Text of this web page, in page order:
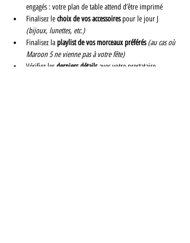
engagés : votre plan de table attend d’être imprimé
Finalisez le choix de vos accessoires pour le jour J
(bijoux, lunettes, etc.)
Finalisez la playlist de vos morceaux préférés (au cas où
Maroon 5 ne vienne pas à votre fête)
Vérifiez les derniers détails avec votre prestataire